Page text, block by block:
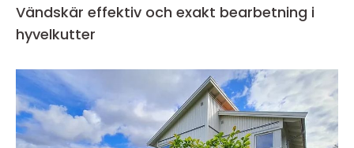
Vändskär effektiv och exakt bearbetning i
hyvelkutter